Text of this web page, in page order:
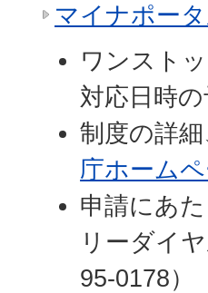
マイナポー
ワンスト
対応日時
制度の詳
庁ホーム
申請にあ
リーダイ
95-0178）